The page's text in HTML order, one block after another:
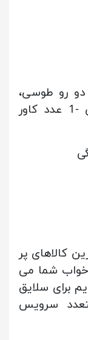
رو طوسی،
1 عدد کاور
کالاهای پر
خواب شما می
برای سلایق
سرویس